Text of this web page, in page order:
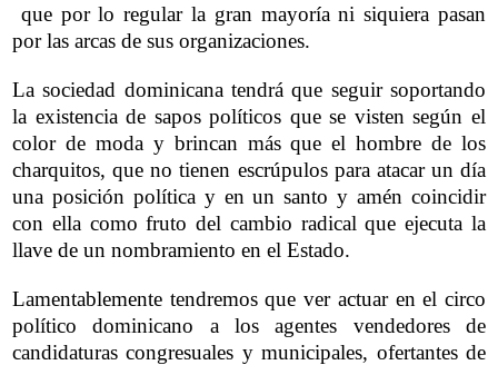
que por lo regular la gran mayoría ni siquiera pasan
por las arcas de sus organizaciones.
La sociedad dominicana tendrá que seguir soportando
la existencia de sapos políticos que se visten según el
color de moda y brincan más que el hombre de los
charquitos, que no tienen escrúpulos para atacar un día
una posición política y en un santo y amén coincidir
con ella como fruto del cambio radical que ejecuta la
llave de un nombramiento en el Estado.
Lamentablemente tendremos que ver actuar en el circo
político dominicano a los agentes vendedores de
candidaturas congresuales y municipales, ofertantes de